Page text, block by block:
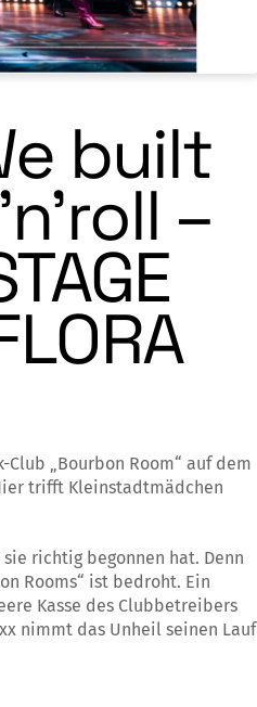
built
–
Club „Bourbon Room“ auf dem
trifft Kleinstadtmädchen
richtig begonnen hat. Denn
Rooms“ ist bedroht. Ein
Kasse des Clubbetreibers
nimmt das Unheil seinen Lauf